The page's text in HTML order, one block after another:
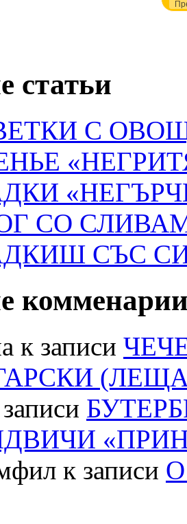
статьи
С
СО
СЪС
к записи
к записи